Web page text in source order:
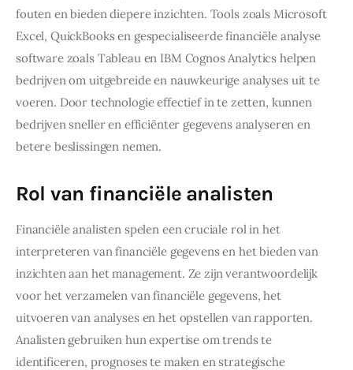
fouten en bieden diepere inzichten. Tools zoals Microsoft
Excel, QuickBooks en gespecialiseerde financiële analyse
software zoals Tableau en IBM Cognos Analytics helpen
bedrijven om uitgebreide en nauwkeurige analyses uit te
voeren. Door technologie effectief in te zetten, kunnen
bedrijven sneller en efficiënter gegevens analyseren en
betere beslissingen nemen.
Rol van financiële analisten
Financiële analisten spelen een cruciale rol in het
interpreteren van financiële gegevens en het bieden van
inzichten aan het management. Ze zijn verantwoordelijk
voor het verzamelen van financiële gegevens, het
uitvoeren van analyses en het opstellen van rapporten.
Analisten gebruiken hun expertise om trends te
identificeren, prognoses te maken en strategische